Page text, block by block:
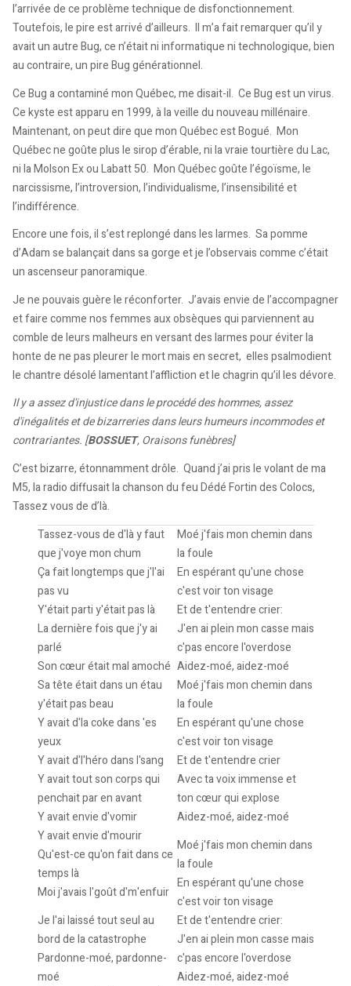
l’arrivée de ce problème technique de disfonctionnement.
Toutefois, le pire est arrivé d’ailleurs. Il m’a fait remarquer qu’il y
avait un autre Bug, ce n’était ni informatique ni technologique, bien
au contraire, un pire Bug générationnel.
Ce Bug a contaminé mon Québec, me disait-il. Ce Bug est un virus.
Ce kyste est apparu en 1999, à la veille du nouveau millénaire.
Maintenant, on peut dire que mon Québec est Bogué. Mon
Québec ne goûte plus le sirop d’érable, ni la vraie tourtière du Lac,
ni la Molson Ex ou Labatt 50. Mon Québec goûte l’égoïsme, le
narcissisme, l’introversion, l’individualisme, l’insensibilité et
l’indifférence.
Encore une fois, il s’est replongé dans les larmes. Sa pomme
d’Adam se balançait dans sa gorge et je l’observais comme c’était
un ascenseur panoramique.
Je ne pouvais guère le réconforter. J’avais envie de l’accompagner
et faire comme nos femmes aux obsèques qui parviennent au
comble de leurs malheurs en versant des larmes pour éviter la
honte de ne pas pleurer le mort mais en secret, elles psalmodient
le chantre désolé lamentant l’affliction et le chagrin qu’il les dévore.
Il y a assez d'injustice dans le procédé des hommes, assez
d'inégalités et de bizarreries dans leurs humeurs incommodes et
contrariantes. [BOSSUET, Oraisons funèbres]
C’est bizarre, étonnamment drôle. Quand j’ai pris le volant de ma
M5, la radio diffusait la chanson du feu Dédé Fortin des Colocs,
Tassez vous de d’là.
Tassez-vous de d'là y faut
que j'voye mon chum
Ça fait longtemps que j'l'ai
pas vu
Y'était parti y'était pas là
La dernière fois que j'y ai
parlé
Son cœur était mal amoché
Sa tête était dans un étau
y'était pas beau
Y avait d'la coke dans 'es
yeux
Y avait d'l'héro dans l'sang
Y avait tout son corps qui
penchait par en avant
Y avait envie d'vomir
Y avait envie d'mourir
Qu'est-ce qu'on fait dans ce
temps là
Moi j'avais l'goût d'm'enfuir
Je l'ai laissé tout seul au
bord de la catastrophe
Pardonne-moé, pardonne-
moé
Moé j'fais mon chemin dans
la foule
En espérant qu'une chose
c'est voir ton visage
Et de t'entendre crier:
J'en ai plein mon casse mais
c'pas encore l'overdose
Aidez-moé, aidez-moé
Moé j'fais mon chemin dans
la foule
En espérant qu'une chose
c'est voir ton visage
Et de t'entendre crier
Avec ta voix immense et
ton cœur qui explose
Aidez-moé, aidez-moé
Moé j'fais mon chemin dans
la foule
En espérant qu'une chose
c'est voir ton visage
Et de t'entendre crier:
J'en ai plein mon casse mais
c'pas encore l'overdose
Aidez-moé, aidez-moé